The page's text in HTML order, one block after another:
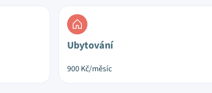
Ubytování
900Kč/měsíc